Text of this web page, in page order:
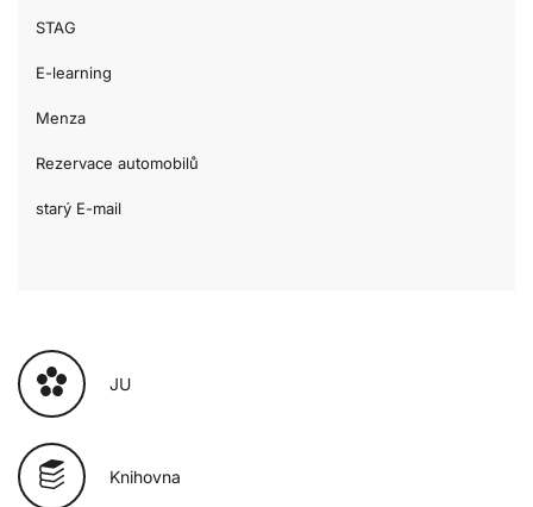
STAG
E-learning
Menza
Rezervace automobilů
starý E-mail
JU
Knihovna